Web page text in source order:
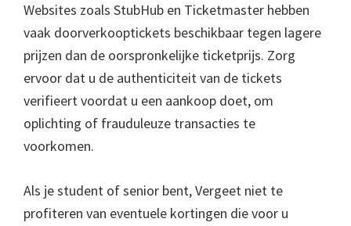
Websites zoals StubHub en Ticketmaster hebben
vaak doorverkooptickets beschikbaar tegen lagere
prijzen dan de oorspronkelijke ticketprijs. Zorg
ervoor dat u de authenticiteit van de tickets
verifieert voordat u een aankoop doet, om
oplichting of frauduleuze transacties te
voorkomen.
Als je student of senior bent, Vergeet niet te
profiteren van eventuele kortingen die voor u